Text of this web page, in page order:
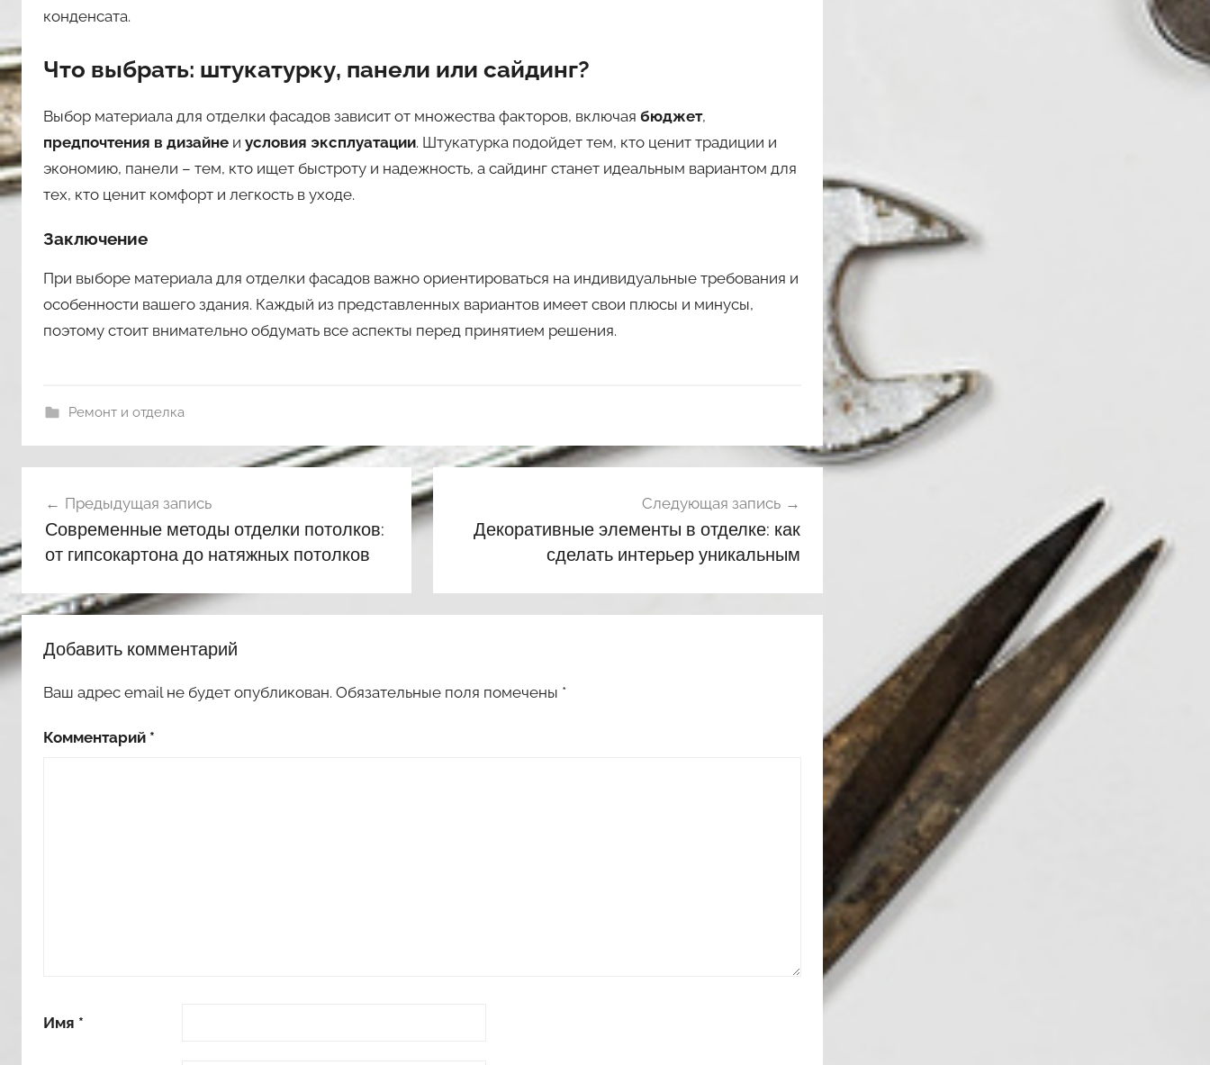
конденсата.
Что выбрать: штукатурку, панели или сайдинг?
Выбор материала для отделки фасадов зависит от множества факторов, включая бюджет,
предпочтения в дизайне и условия эксплуатации. Штукатурка подойдет тем, кто ценит традиции и
экономию, панели – тем, кто ищет быстроту и надежность, а сайдинг станет идеальным вариантом для
тех, кто ценит комфорт и легкость в уходе.
Заключение
При выборе материала для отделки фасадов важно ориентироваться на индивидуальные требования и
особенности вашего здания. Каждый из представленных вариантов имеет свои плюсы и минусы,
поэтому стоит внимательно обдумать все аспекты перед принятием решения.
Ремонт и отделка
по
записям
Предыдущая запись
Современные методы отделки потолков:
от гипсокартона до натяжных потолков
Следующая запись
Декоративные элементы в отделке: как
сделать интерьер уникальным
Добавить комментарий
Ваш адрес email не будет опубликован. Обязательные поля помечены *
Комментарий *
Имя *